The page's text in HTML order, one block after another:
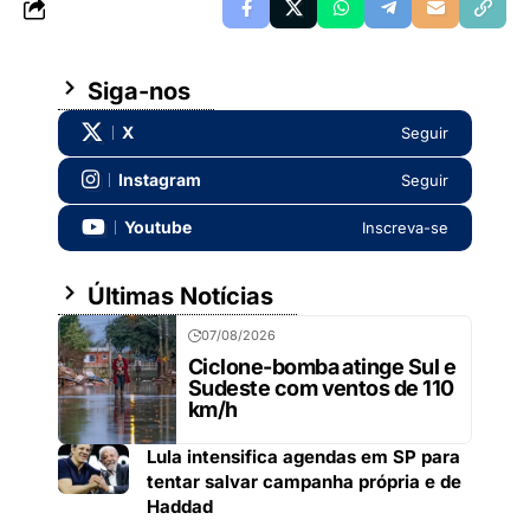
Siga-nos
X Seguir
Instagram Seguir
Youtube Inscreva-se
Últimas Notícias
07/08/2026
Ciclone-bomba atinge Sul e
Sudeste com ventos de 110
km/h
Lula intensifica agendas em SP para
tentar salvar campanha própria e de
Haddad